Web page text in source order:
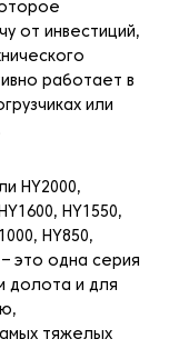
от инвестиций,
работает в
или
HY2000,
HY1550,
HY850,
– это одна серия
долота и для
тяжелых